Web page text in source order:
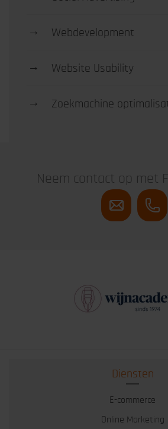
→ Webdevelopment
→ Website Usability
→ Zoekmachine
Neem contact op met
Diensten
E-commerce
Online Marketing